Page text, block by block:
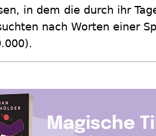
in dem die durch ihr
nach Worten einer